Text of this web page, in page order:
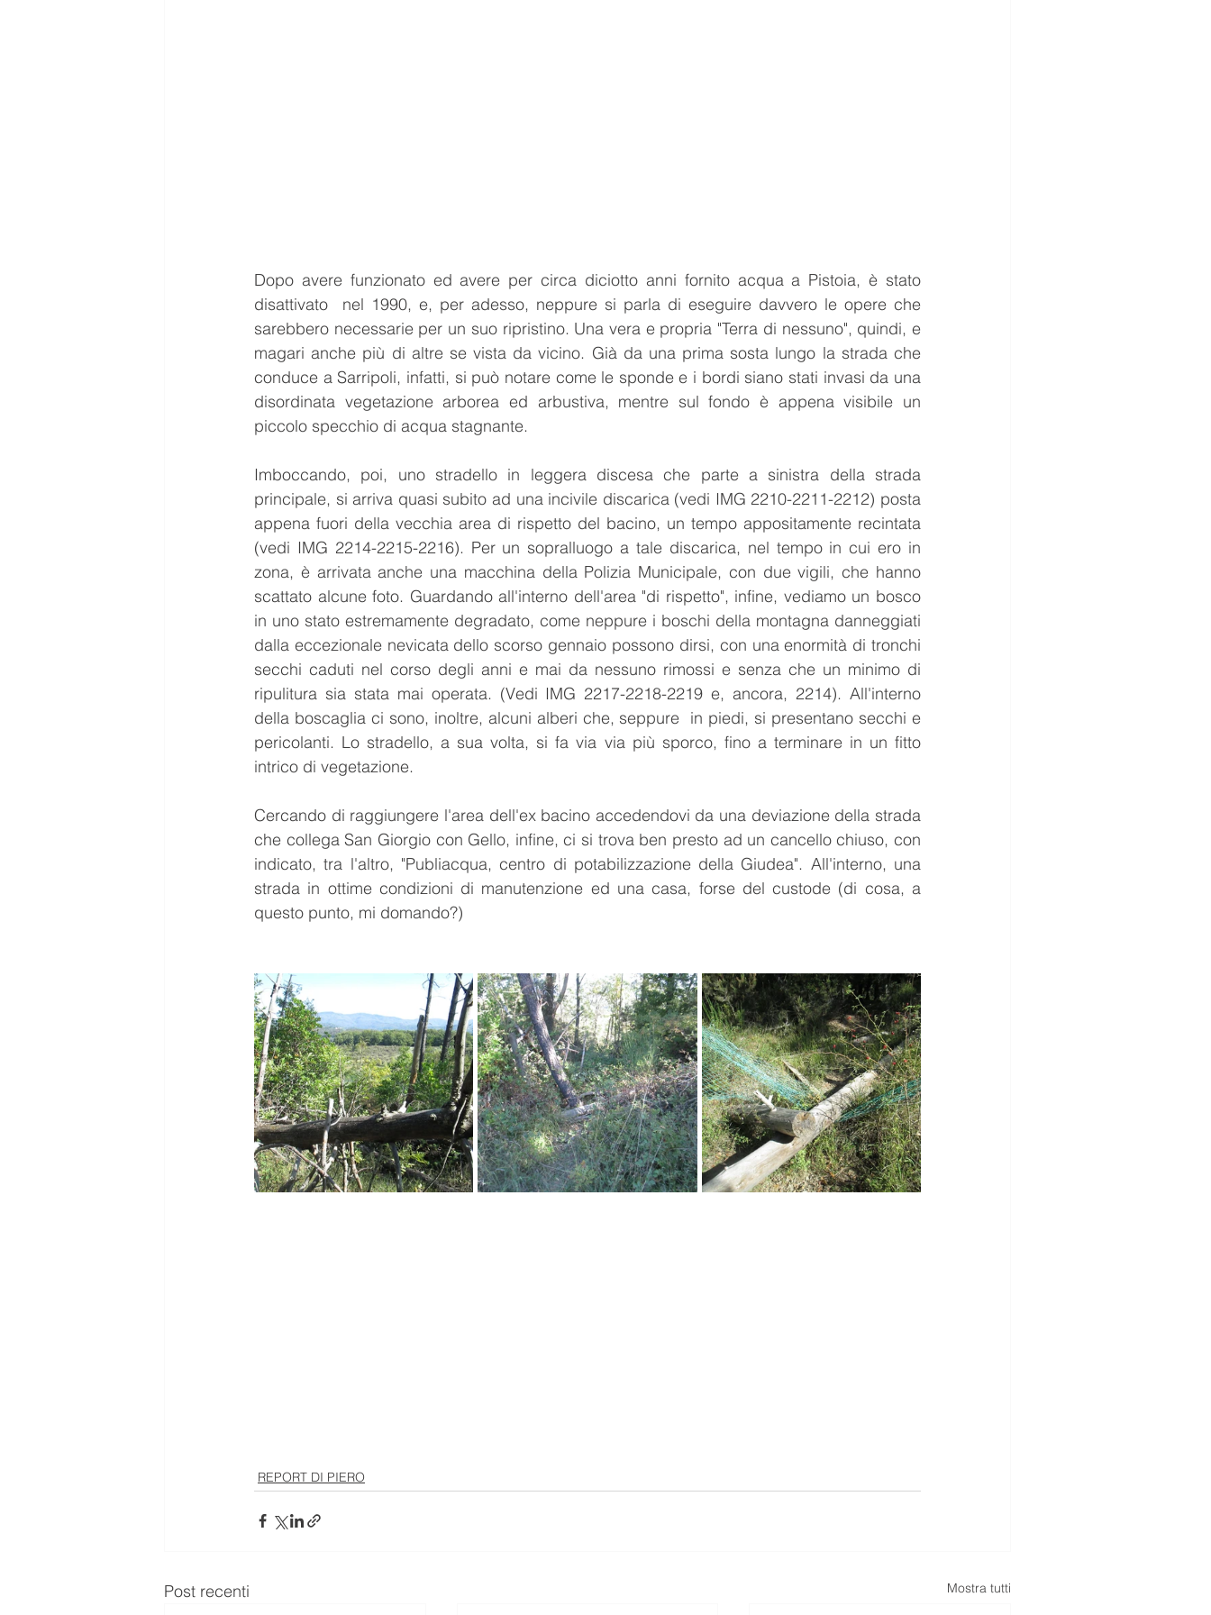
Dopo avere funzionato ed avere per circa diciotto anni fornito acqua a Pistoia, è stato
disattivato  nel 1990, e, per adesso, neppure si parla di eseguire davvero le opere che
sarebbero necessarie per un suo ripristino. Una vera e propria "Terra di nessuno", quindi, e
magari anche più di altre se vista da vicino. Già da una prima sosta lungo la strada che
conduce a Sarripoli, infatti, si può notare come le sponde e i bordi siano stati invasi da una
disordinata vegetazione arborea ed arbustiva, mentre sul fondo è appena visibile un
piccolo specchio di acqua stagnante.
Imboccando, poi, uno stradello in leggera discesa che parte a sinistra della strada
principale, si arriva quasi subito ad una incivile discarica (vedi IMG 2210-2211-2212) posta
appena fuori della vecchia area di rispetto del bacino, un tempo appositamente recintata
(vedi IMG 2214-2215-2216). Per un sopralluogo a tale discarica, nel tempo in cui ero in
zona, è arrivata anche una macchina della Polizia Municipale, con due vigili, che hanno
scattato alcune foto. Guardando all'interno dell'area "di rispetto", infine, vediamo un bosco
in uno stato estremamente degradato, come neppure i boschi della montagna danneggiati
dalla eccezionale nevicata dello scorso gennaio possono dirsi, con una enormità di tronchi
secchi caduti nel corso degli anni e mai da nessuno rimossi e senza che un minimo di
ripulitura sia stata mai operata. (Vedi IMG 2217-2218-2219 e, ancora, 2214). All'interno
della boscaglia ci sono, inoltre, alcuni alberi che, seppure  in piedi, si presentano secchi e
pericolanti. Lo stradello, a sua volta, si fa via via più sporco, fino a terminare in un fitto
intrico di vegetazione.
Cercando di raggiungere l'area dell'ex bacino accedendovi da una deviazione della strada
che collega San Giorgio con Gello, infine, ci si trova ben presto ad un cancello chiuso, con
indicato, tra l'altro, "Publiacqua, centro di potabilizzazione della Giudea". All'interno, una
strada in ottime condizioni di manutenzione ed una casa, forse del custode (di cosa, a
questo punto, mi domando?)
REPORT DI PIERO
Post recenti Mostra tutti